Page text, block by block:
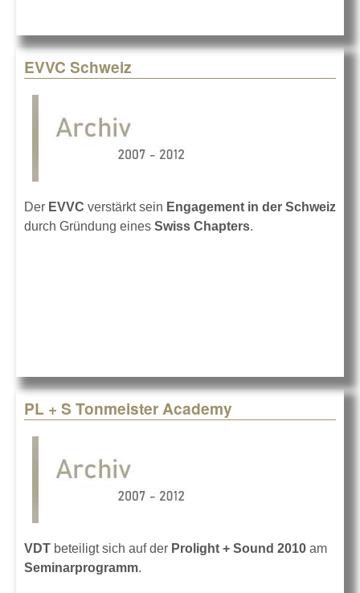
EVVC Schweiz
Der EVVC verstärkt sein Engagement in der Schweiz
durch Gründung eines Swiss Chapters.
PL + S Tonmeister Academy
VDT beteiligt sich auf der Prolight + Sound 2010 am
Seminarprogramm.